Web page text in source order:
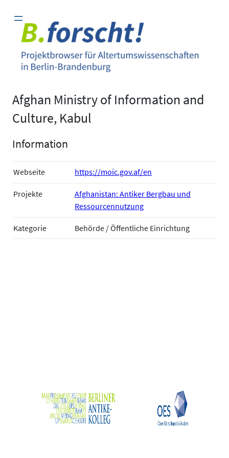
Inhalt
springen
Afghan Ministry of Information and
Culture, Kabul
Information
Webseite https://moic.gov.af/en
Projekte
Afghanistan: Antiker Bergbau und
Ressourcennutzung
Kategorie Behörde / Öffentliche Einrichtung